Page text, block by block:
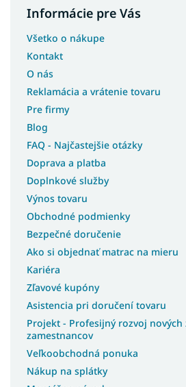
Informácie pre Vás
Všetko o nákupe
Kontakt
O nás
Reklamácia a vrátenie tovaru
Pre firmy
Blog
FAQ - Najčastejšie otázky
Doprava a platba
Doplnkové služby
Výnos tovaru
Obchodné podmienky
Bezpečné doručenie
Ako si objednať matrac na mieru
Kariéra
Zľavové kupóny
Asistencia pri doručení tovaru
Projekt - Profesijný rozvoj
zamestnancov
Veľkoobchodná ponuka
Nákup na splátky